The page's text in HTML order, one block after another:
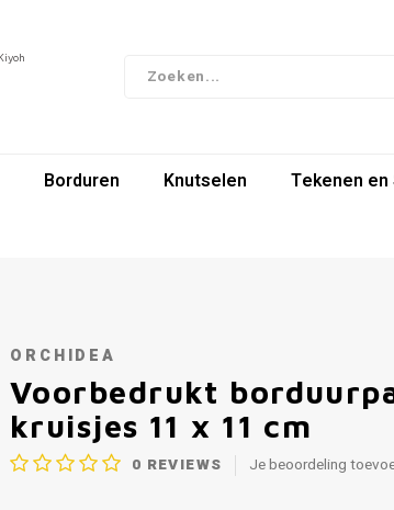
Borduren Knutselen Tekenen
ORCHIDEA
Voorbedrukt
kruisjes 11 x 11 cm
0 REVIEWS Je beoordeling